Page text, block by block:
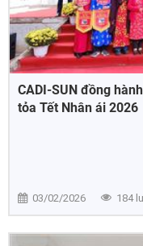
CADI-SUN đồng
tỏa Tết Nhân ái 2026
03/02/2026 184